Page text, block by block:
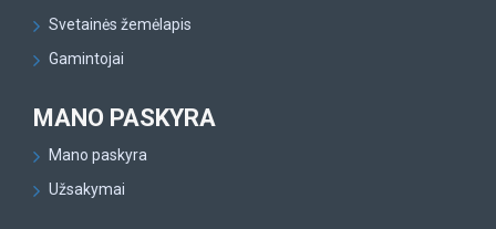
Svetainės žemėlapis
Gamintojai
MANO PASKYRA
Mano paskyra
Užsakymai